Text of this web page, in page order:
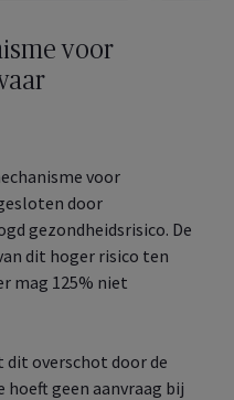
voor
voor
door
gezondheidsrisico. De
dit hoger risico ten
mag 125% niet
dit overschot door de
hoeft geen aanvraag bij